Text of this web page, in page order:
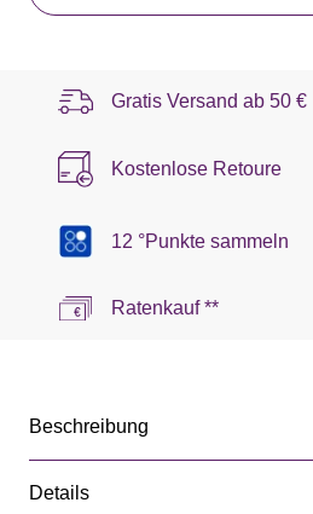
Gratis Versand ab 50 €
Kostenlose Retoure
12 °Punkte sammeln
Ratenkauf **
Beschreibung
Details